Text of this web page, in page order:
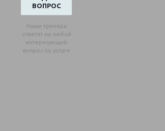
ВОПРОС
Наши тренера
ответят на любой
интересующий
вопрос по услуге